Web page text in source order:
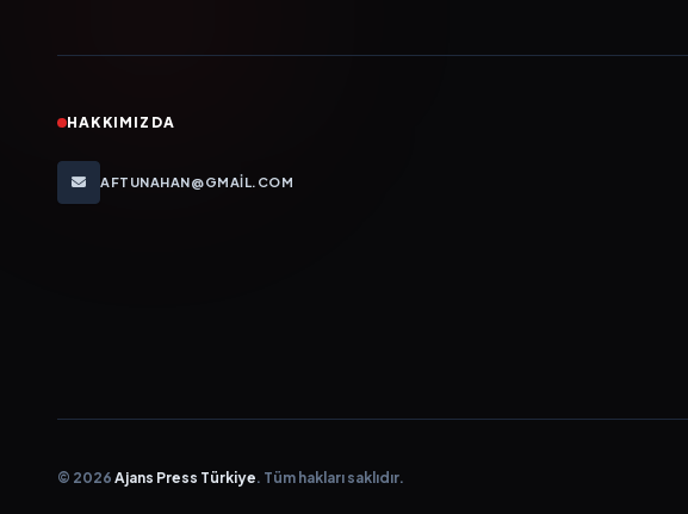
HAKKIMIZDA
AFTUNAHAN@GMAIL.COM
© 2026 Ajans Press Türkiye. Tüm hakları saklıdır.